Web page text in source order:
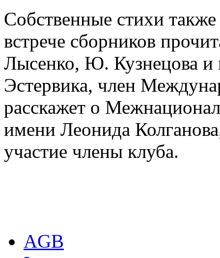
Собственные стихи
встрече сборников
Лысенко, Ю. Кузнецова и
Эстервика, член
расскажет о
имени Леонида
участие члены клуба.
AGB